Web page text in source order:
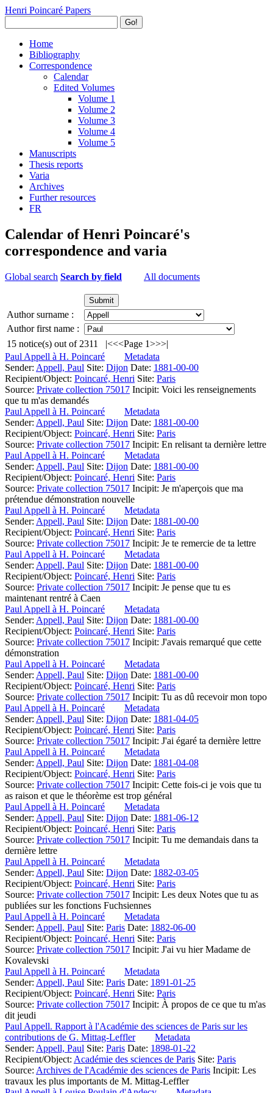
Henri Poincaré Papers
Go!
Home
Bibliography
Correspondence
Calendar
Edited Volumes
Volume 1
Volume 2
Volume 3
Volume 4
Volume 5
Manuscripts
Thesis reports
Varia
Archives
Further resources
FR
Calendar of Henri Poincaré's
correspondence and varia
Global search Search by field All documents
Author surname :
Author first name :
15 notice(s) out of 2311 |<<<Page 1>>>|
Paul Appell à H. Poincaré
Metadata
Sender: Appell, Paul Site: Dijon Date: 1881-00-00
Recipient/Object: Poincaré, Henri Site: Paris
Source: Private collection 75017 Incipit: Voici les renseignements
que tu m'as demandés
Paul Appell à H. Poincaré
Metadata
Sender: Appell, Paul Site: Dijon Date: 1881-00-00
Recipient/Object: Poincaré, Henri Site: Paris
Source: Private collection 75017 Incipit: En relisant ta dernière lettre
Paul Appell à H. Poincaré
Metadata
Sender: Appell, Paul Site: Dijon Date: 1881-00-00
Recipient/Object: Poincaré, Henri Site: Paris
Source: Private collection 75017 Incipit: Je m'aperçois que ma
prétendue démonstration nouvelle
Paul Appell à H. Poincaré
Metadata
Sender: Appell, Paul Site: Dijon Date: 1881-00-00
Recipient/Object: Poincaré, Henri Site: Paris
Source: Private collection 75017 Incipit: Je te remercie de ta lettre
Paul Appell à H. Poincaré
Metadata
Sender: Appell, Paul Site: Dijon Date: 1881-00-00
Recipient/Object: Poincaré, Henri Site: Paris
Source: Private collection 75017 Incipit: Je pense que tu es
maintenant rentré à Caen
Paul Appell à H. Poincaré
Metadata
Sender: Appell, Paul Site: Dijon Date: 1881-00-00
Recipient/Object: Poincaré, Henri Site: Paris
Source: Private collection 75017 Incipit: J'avais remarqué que cette
démonstration
Paul Appell à H. Poincaré
Metadata
Sender: Appell, Paul Site: Dijon Date: 1881-00-00
Recipient/Object: Poincaré, Henri Site: Paris
Source: Private collection 75017 Incipit: Tu as dû recevoir mon topo
Paul Appell à H. Poincaré
Metadata
Sender: Appell, Paul Site: Dijon Date: 1881-04-05
Recipient/Object: Poincaré, Henri Site: Paris
Source: Private collection 75017 Incipit: J'ai égaré ta dernière lettre
Paul Appell à H. Poincaré
Metadata
Sender: Appell, Paul Site: Dijon Date: 1881-04-08
Recipient/Object: Poincaré, Henri Site: Paris
Source: Private collection 75017 Incipit: Cette fois-ci je vois que tu
as raison et que le théorème est trop général
Paul Appell à H. Poincaré
Metadata
Sender: Appell, Paul Site: Dijon Date: 1881-06-12
Recipient/Object: Poincaré, Henri Site: Paris
Source: Private collection 75017 Incipit: Tu me demandais dans ta
dernière lettre
Paul Appell à H. Poincaré
Metadata
Sender: Appell, Paul Site: Dijon Date: 1882-03-05
Recipient/Object: Poincaré, Henri Site: Paris
Source: Private collection 75017 Incipit: Les deux Notes que tu as
publiées sur les fonctions Fuchsiennes
Paul Appell à H. Poincaré
Metadata
Sender: Appell, Paul Site: Paris Date: 1882-06-00
Recipient/Object: Poincaré, Henri Site: Paris
Source: Private collection 75017 Incipit: J'ai vu hier Madame de
Kovalevski
Paul Appell à H. Poincaré
Metadata
Sender: Appell, Paul Site: Paris Date: 1891-01-25
Recipient/Object: Poincaré, Henri Site: Paris
Source: Private collection 75017 Incipit: À propos de ce que tu m'as
dit jeudi
Paul Appell. Rapport à l'Académie des sciences de Paris sur les
contributions de G. Mittag-Leffler
Metadata
Sender: Appell, Paul Site: Paris Date: 1898-01-22
Recipient/Object: Académie des sciences de Paris Site: Paris
Source: Archives de l'Académie des sciences de Paris Incipit: Les
travaux les plus importants de M. Mittag-Leffler